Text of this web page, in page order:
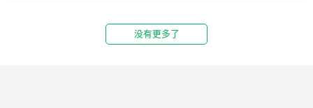
没有更多了